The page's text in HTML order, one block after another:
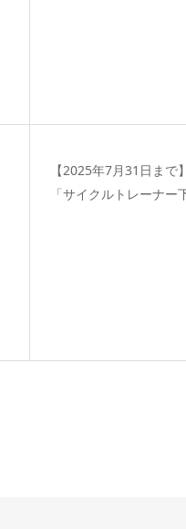
【2025年7月31日まで
「サイクルトレーナー